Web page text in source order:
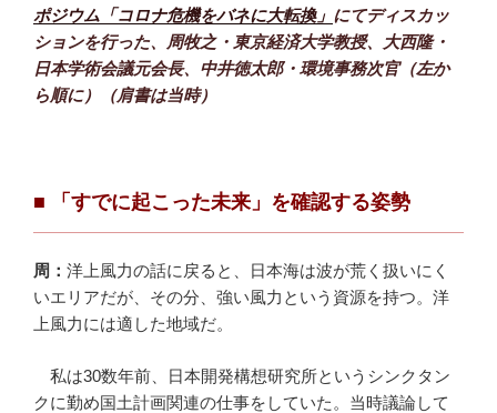
ポジウム「コロナ危機をバネに大転換」 にてディスカッ
ションを行った、周牧之・東京経済大学教授、大西隆・
日本学術会議元会長、中井徳太郎・環境事務次官（左か
ら順に）（肩書は当時）
■ 「すでに起こった未来」を確認する姿勢
周： 洋上風力の話に戻ると、日本海は波が荒く扱いにく
いエリアだが、その分、強い風力という資源を持つ。洋
上風力には適した地域だ。
私は30数年前、日本開発構想研究所というシンクタン
クに勤め国土計画関連の仕事をしていた。当時議論して